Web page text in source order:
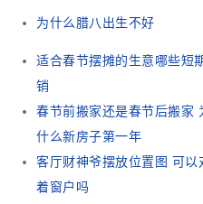
为什么腊八出生不好
适合春节摆摊的生意哪些短
销
春节前搬家还是春节后搬家
什么新房子第一年
客厅财神爷摆放位置图 可以
着窗户吗